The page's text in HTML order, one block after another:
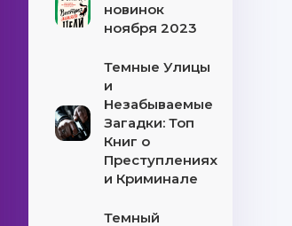
новинок
ноября 2023
Темные Улицы
и
Незабываемые
Загадки: Топ
Книг о
Преступлениях
и Криминале
Темный